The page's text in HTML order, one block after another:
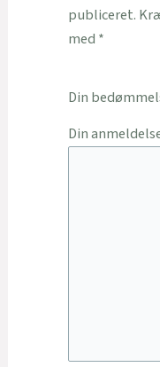
publiceret.
med *
Din
Din